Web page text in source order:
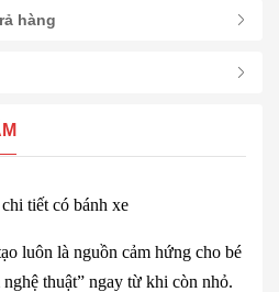
hàng
tiết có bánh xe
luôn là nguồn cảm hứng cho bé
thuật” ngay từ khi còn nhỏ.